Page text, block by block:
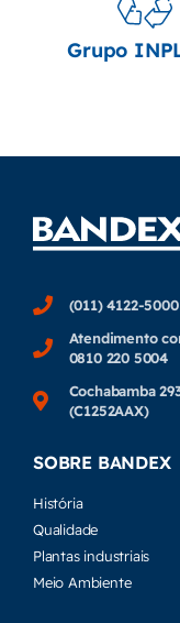
Grupo
(011) 4122-5000
Atendimento
0810 220 5004
Cochabamba
(C1252AAX)
SOBRE BANDEX
História
Qualidade
Plantas industriais
Meio Ambiente